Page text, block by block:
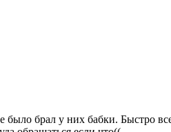
брал у них бабки. Быстро